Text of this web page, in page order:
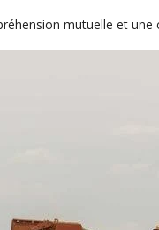
mutuelle et